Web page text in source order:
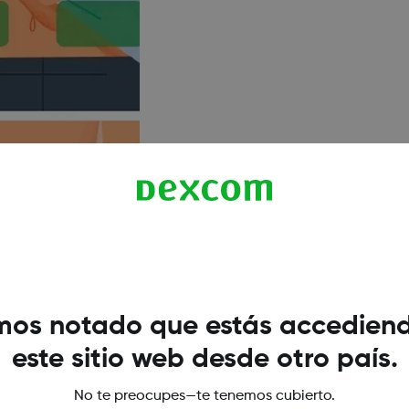
notado que estás
este sitio web desde otro país.
No te preocupes—te tenemos cubierto.